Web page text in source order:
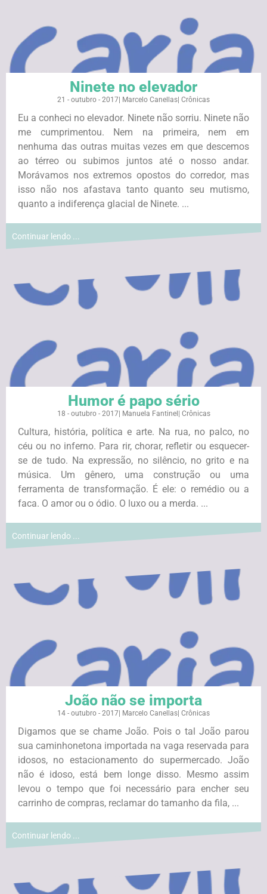
Ninete no elevador
21 - outubro - 2017 Marcelo Canellas Crônicas
Eu a conheci no elevador. Ninete não sorriu. Ninete não
me cumprimentou. Nem na primeira, nem em
nenhuma das outras muitas vezes em que descemos
ao térreo ou subimos juntos até o nosso andar.
Morávamos nos extremos opostos do corredor, mas
isso não nos afastava tanto quanto seu mutismo,
quanto a indiferença glacial de Ninete. ...
Continuar lendo ...
Humor é papo sério
18 - outubro - 2017| Manuela Fantinel Crônicas
Cultura, história, política e arte. Na rua, no palco, no
céu ou no inferno. Para rir, chorar, refletir ou esquecer-
se de tudo. Na expressão, no silêncio, no grito e na
música. Um gênero, uma construção ou uma
ferramenta de transformação. É ele: o remédio ou a
faca. O amor ou o ódio. O luxo ou a merda. ...
Continuar lendo ...
João não se importa
14 - outubro - 2017 Marcelo Canellas Crônicas
Digamos que se chame João. Pois o tal João parou
sua caminhonetona importada na vaga reservada para
idosos, no estacionamento do supermercado. João
não é idoso, está bem longe disso. Mesmo assim
levou o tempo que foi necessário para encher seu
carrinho de compras, reclamar do tamanho da fila, ...
Continuar lendo ...